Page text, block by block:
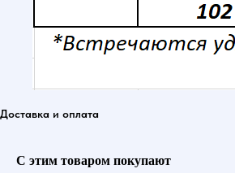
Доставка и оплата
С этим товаром покупают